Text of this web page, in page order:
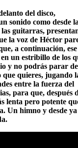
del disco,
sonido como desde
guitarras,
la voz de Héctor
a continuación, ese
un estribillo de los
y no podrás parar de
quieres, jugando
entre la fuerza del
para que, después
lenta pero potente
Un himno y desde